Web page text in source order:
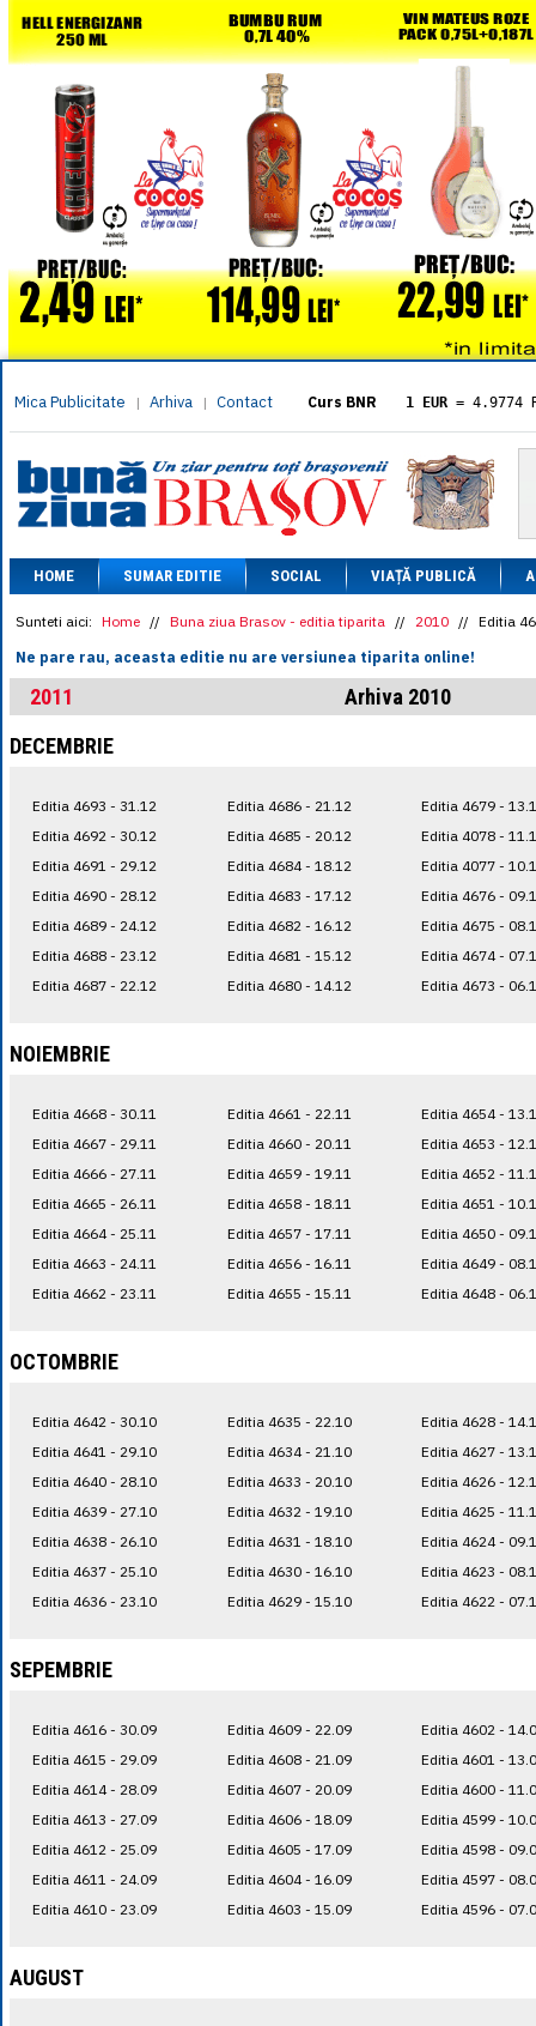
Mica Publicitate | Arhiva | Contact Curs BNR 1 EUR = 4.9774
= 5.8304
1 XAU= 464.4611
1 AED= 1.1933
1 AUD= 2.7957
1 BGN= 2.5449
1 CAD= 3.1559
1 CHF= 5.2813
1 CNY= 0.6015
1 DKK= 0.6668
1 EGP= 0.0860
1 HUF= 1.2223
1 MXN= 0.2227
1 NOK= 0.4191
1 RSD= 0.0425
1 RUB= 0.0530
1 TRY= 0.1141
1 UAH= 0.1048
HOME SUMAR EDITIE SOCIAL VIAȚĂ PUBLICĂ
Sunteti aici: Home // Buna ziua Brasov - editia tiparita // 2010 // Editia
Ne pare rau, aceasta editie nu are versiunea tiparita online!
2011
Arhiva 2010
DECEMBRIE
Editia 4693 - 31.12
Editia 4692 - 30.12
Editia 4691 - 29.12
Editia 4690 - 28.12
Editia 4689 - 24.12
Editia 4688 - 23.12
Editia 4687 - 22.12
Editia 4686 - 21.12
Editia 4685 - 20.12
Editia 4684 - 18.12
Editia 4683 - 17.12
Editia 4682 - 16.12
Editia 4681 - 15.12
Editia 4680 - 14.12
Editia 4679 -
Editia 4078 -
Editia 4077 -
Editia 4676 -
Editia 4675 -
Editia 4674 -
Editia 4673 -
NOIEMBRIE
Editia 4668 - 30.11
Editia 4667 - 29.11
Editia 4666 - 27.11
Editia 4665 - 26.11
Editia 4664 - 25.11
Editia 4663 - 24.11
Editia 4662 - 23.11
Editia 4661 - 22.11
Editia 4660 - 20.11
Editia 4659 - 19.11
Editia 4658 - 18.11
Editia 4657 - 17.11
Editia 4656 - 16.11
Editia 4655 - 15.11
Editia 4654 -
Editia 4653 -
Editia 4652 -
Editia 4651 -
Editia 4650 -
Editia 4649 -
Editia 4648 -
OCTOMBRIE
Editia 4642 - 30.10
Editia 4641 - 29.10
Editia 4640 - 28.10
Editia 4639 - 27.10
Editia 4638 - 26.10
Editia 4637 - 25.10
Editia 4636 - 23.10
Editia 4635 - 22.10
Editia 4634 - 21.10
Editia 4633 - 20.10
Editia 4632 - 19.10
Editia 4631 - 18.10
Editia 4630 - 16.10
Editia 4629 - 15.10
Editia 4628 -
Editia 4627 -
Editia 4626 -
Editia 4625 -
Editia 4624 -
Editia 4623 -
Editia 4622 -
SEPEMBRIE
Editia 4616 - 30.09
Editia 4615 - 29.09
Editia 4614 - 28.09
Editia 4613 - 27.09
Editia 4612 - 25.09
Editia 4611 - 24.09
Editia 4610 - 23.09
Editia 4609 - 22.09
Editia 4608 - 21.09
Editia 4607 - 20.09
Editia 4606 - 18.09
Editia 4605 - 17.09
Editia 4604 - 16.09
Editia 4603 - 15.09
Editia 4602 -
Editia 4601 -
Editia 4600 -
Editia 4599 -
Editia 4598 -
Editia 4597 -
Editia 4596 -
AUGUST